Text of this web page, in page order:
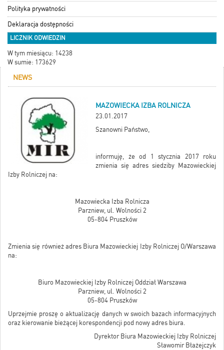
Polityka prywatności
Deklaracja dostępności
LICZNIK ODWIEDZIN
W tym miesiącu: 14238
W sumie: 173629
NEWS
MAZOWIECKA IZBA ROLNICZA
23.01.2017
Szanowni Państwo,
informuję, że od 1 stycznia 2017 roku
zmienia się adres siedziby Mazowieckiej
Izby Rolniczej na:
Mazowiecka Izba Rolnicza
Parzniew, ul. Wolności 2
05-804 Pruszków
Zmienia się również adres Biura Mazowieckiej Izby Rolniczej O/Warszawa
na:
Biuro Mazowieckiej Izby Rolniczej Oddział Warszawa
Parzniew, ul. Wolności 2
05-804 Pruszków
Uprzejmie proszę o aktualizację danych w swoich bazach informacyjnych
oraz kierowanie bieżącej korespondencji pod nowy adres biura.
Dyrektor Biura Mazowieckiej Izby Rolniczej
Sławomir Błażejczyk